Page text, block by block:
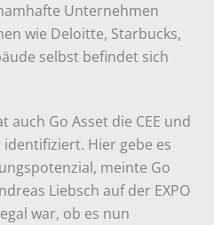
Unternehmen
wie Deloitte, Starbucks,
selbst befindet sich
auch Go Asset die CEE und
identifiziert. Hier gebe es
meinte Go
Liebsch auf der EXPO
war, ob es nun